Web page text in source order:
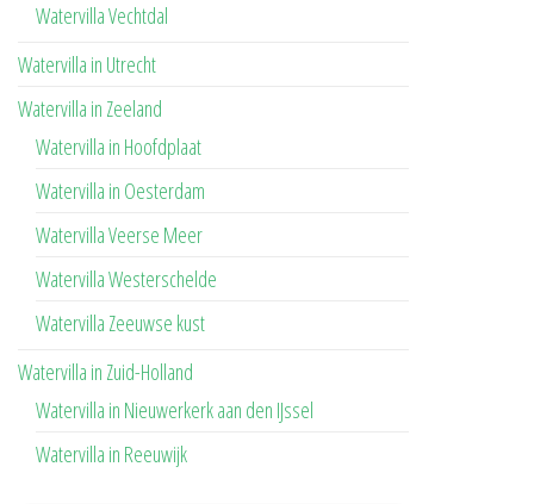
Watervilla Vechtdal
Watervilla in Utrecht
Watervilla in Zeeland
Watervilla in Hoofdplaat
Watervilla in Oesterdam
Watervilla Veerse Meer
Watervilla Westerschelde
Watervilla Zeeuwse kust
Watervilla in Zuid-Holland
Watervilla in Nieuwerkerk aan den IJssel
Watervilla in Reeuwijk